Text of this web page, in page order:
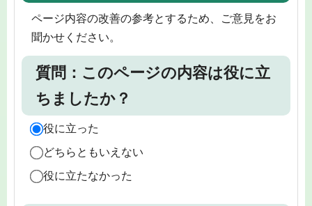
ページ内容の改善の参考とするため、ご意見をお
聞かせください。
質問：このページの内容は役に立
ちましたか？
役に立った
どちらともいえない
役に立たなかった